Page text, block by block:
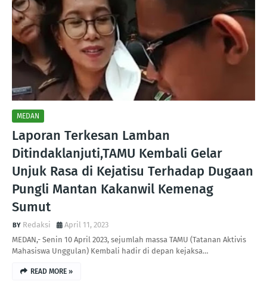
MEDAN
Laporan Terkesan Lamban
Ditindaklanjuti,TAMU Kembali Gelar
Unjuk Rasa di Kejatisu Terhadap Dugaan
Pungli Mantan Kakanwil Kemenag
Sumut
Redaksi
April 11, 2023
MEDAN,- Senin 10 April 2023, sejumlah massa TAMU (Tatanan Aktivis
Mahasiswa Unggulan) Kembali hadir di depan kejaksa…
READ MORE »